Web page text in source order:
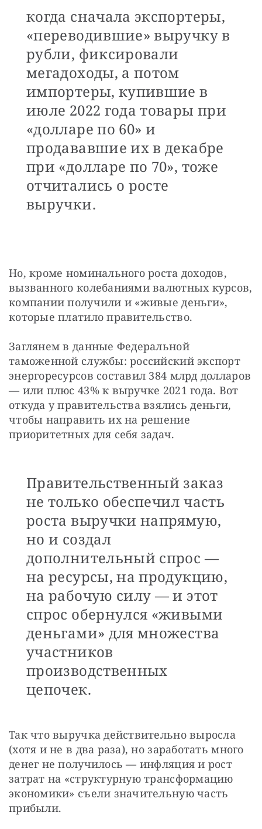
когда сначала экспортеры,
«переводившие» выручку в
рубли, фиксировали
мегадоходы, а потом
импортеры, купившие в
июле 2022 года товары при
«долларе по 60» и
продававшие их в декабре
при «долларе по 70», тоже
отчитались о росте
выручки.
Но, кроме номинального роста доходов,
вызванного колебаниями валютных курсов,
компании получили и «живые деньги»,
которые платило правительство.
Заглянем в данные Федеральной
таможенной службы: российский экспорт
энергоресурсов составил 384 млрд долларов
— или плюс 43% к выручке 2021 года. Вот
откуда у правительства взялись деньги,
чтобы направить их на решение
приоритетных для себя задач.
Правительственный заказ
не только обеспечил часть
роста выручки напрямую,
но и создал
дополнительный спрос —
на ресурсы, на продукцию,
на рабочую силу — и этот
спрос обернулся «живыми
деньгами» для множества
участников
производственных
цепочек.
Так что выручка действительно выросла
(хотя и не в два раза), но заработать много
денег не получилось — инфляция и рост
затрат на «структурную трансформацию
экономики» съели значительную часть
прибыли.